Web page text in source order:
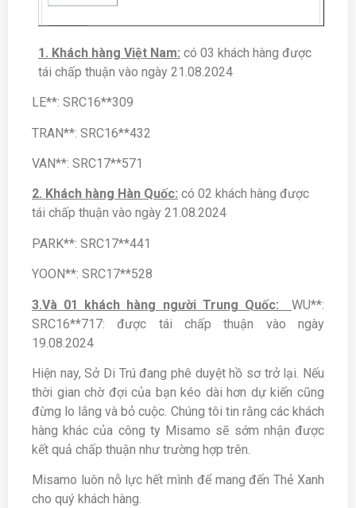
1. Khách hàng Việt Nam: có 03 khách hàng được
tái chấp thuận vào ngày 21.08.2024
LE**: SRC16**309
TRAN**: SRC16**432
VAN**: SRC17**571
2. Khách hàng Hàn Quốc: có 02 khách hàng được
tái chấp thuận vào ngày 21.08.2024
PARK**: SRC17**441
YOON**: SRC17**528
3.Và 01 khách hàng người Trung Quốc: WU**:
SRC16**717: được tái chấp thuận vào ngày
19.08.2024
Hiện nay, Sở Di Trú đang phê duyệt hồ sơ trở lại. Nếu
thời gian chờ đợi của bạn kéo dài hơn dự kiến cũng
đừng lo lắng và bỏ cuộc. Chúng tôi tin rằng các khách
hàng khác của công ty Misamo sẽ sớm nhận được
kết quả chấp thuận như trường hợp trên.
Misamo luôn nỗ lực hết mình để mang đến Thẻ Xanh
cho quý khách hàng.